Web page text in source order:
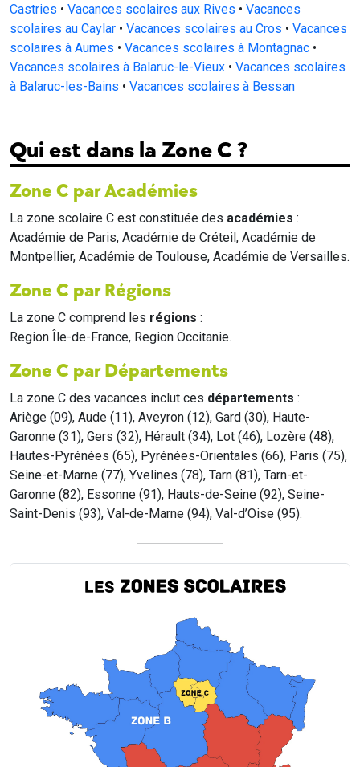
Castries • Vacances scolaires aux Rives • Vacances
scolaires au Caylar • Vacances scolaires au Cros • Vacances
scolaires à Aumes • Vacances scolaires à Montagnac •
Vacances scolaires à Balaruc-le-Vieux • Vacances scolaires
à Balaruc-les-Bains • Vacances scolaires à Bessan
Qui est dans la Zone C ?
Zone C par Académies
La zone scolaire C est constituée des académies :
Académie de Paris, Académie de Créteil, Académie de
Montpellier, Académie de Toulouse, Académie de Versailles.
Zone C par Régions
La zone C comprend les régions :
Region Île-de-France, Region Occitanie.
Zone C par Départements
La zone C des vacances inclut ces départements :
Ariège (09), Aude (11), Aveyron (12), Gard (30), Haute-
Garonne (31), Gers (32), Hérault (34), Lot (46), Lozère (48),
Hautes-Pyrénées (65), Pyrénées-Orientales (66), Paris (75),
Seine-et-Marne (77), Yvelines (78), Tarn (81), Tarn-et-
Garonne (82), Essonne (91), Hauts-de-Seine (92), Seine-
Saint-Denis (93), Val-de-Marne (94), Val-d’Oise (95).